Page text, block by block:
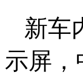
新车
示屏，